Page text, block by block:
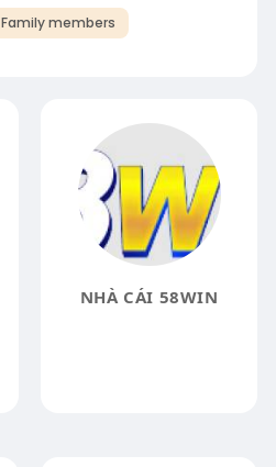
Family members
NHÀ CÁI 58WIN